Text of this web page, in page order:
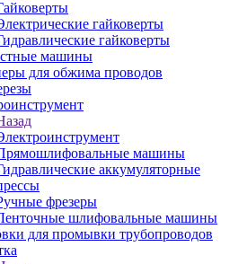
гайковерты
гайковерты
машины
для обжима проводов
машины
аккумуляторные
фрезеры
шлифовальные машины
для промывки трубопроводов